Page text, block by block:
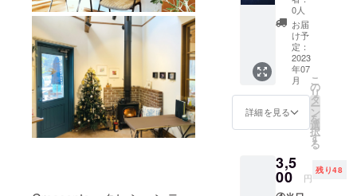
ト！ 当
日観覧
チケッ
ト（会
場入口
にてお
し）・
お礼
メッ
セージ
（コン
サート8
月に
0人
お届
け予
定：
2023
年07
月
詳細を見る
こ
の
リ
タ
ー
ン
を
選
択
す
る
3,5
00 円
残り48